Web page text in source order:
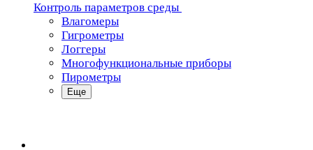
Контроль параметров среды
Влагомеры
Гигрометры
Логгеры
Многофункциональные приборы
Пирометры
Еще